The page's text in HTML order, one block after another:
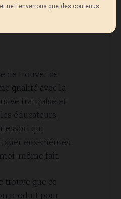
de trouver ce
qualité avec la
française et
éducateurs,
qui
eux-mêmes.
moi-même fait.
trouve que ce
produit pour